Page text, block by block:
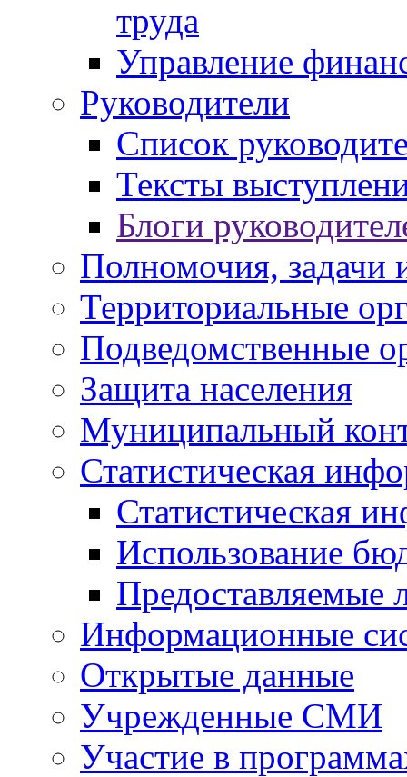
труда
Управление
Руководители
Список
Тексты
Блоги
Полномочия, задачи
Территориальные
Подведомственные
Защита населения
Муниципальный
Статистическая
Статистическая
Использование
Предоставляемые
Информационные
Открытые данные
Учрежденные СМИ
Участие в